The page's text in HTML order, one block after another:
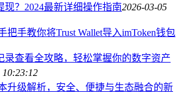
现？2024最新详细操作指南2026-03-05
把手教你将Trust Wallet导入imToken钱包
录查看全攻略，轻松掌握你的数字资产
10:23:12
升级解析，安全、便捷与生态融合的新